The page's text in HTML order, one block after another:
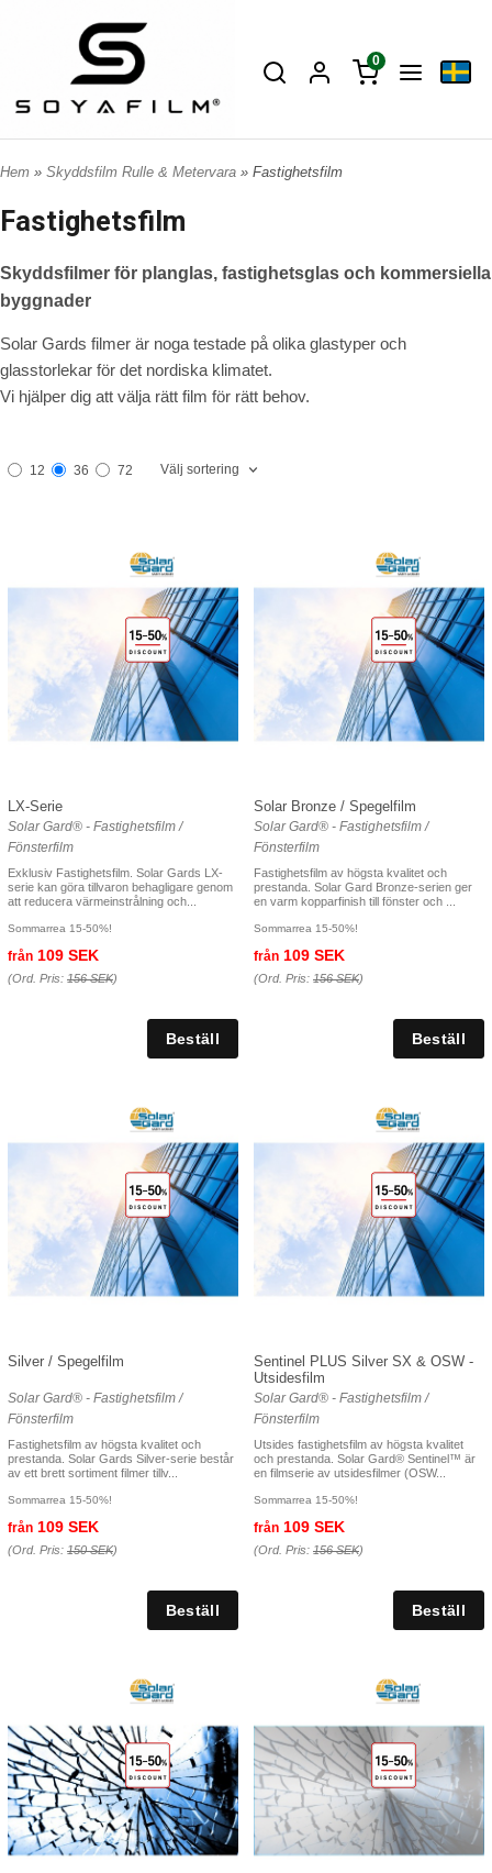
0
Hem » Skyddsfilm Rulle & Metervara » Fastighetsfilm
Fastighetsfilm
Skyddsfilmer för planglas, fastighetsglas och kommersiella
byggnader
Solar Gards filmer är noga testade på olika glastyper och
glasstorlekar för det nordiska klimatet.
Vi hjälper dig att välja rätt film för rätt behov.
12 36 72 Välj sortering
LX-Serie
Solar Gard® - Fastighetsfilm /
Fönsterfilm
Exklusiv Fastighetsfilm. Solar Gards LX-
serie kan göra tillvaron behagligare genom
att reducera värmeinstrålning och...
Sommarrea 15-50%!
från 109 SEK
(Ord. Pris: 156 SEK)
Solar Bronze / Spegelfilm
Solar Gard® - Fastighetsfilm /
Fönsterfilm
Fastighetsfilm av högsta kvalitet och
prestanda. Solar Gard Bronze-serien ger
en varm kopparfinish till fönster och ...
Sommarrea 15-50%!
från 109 SEK
(Ord. Pris: 156 SEK)
Silver / Spegelfilm
Solar Gard® - Fastighetsfilm /
Fönsterfilm
Fastighetsfilm av högsta kvalitet och
prestanda. Solar Gards Silver-serie består
av ett brett sortiment filmer tillv...
Sommarrea 15-50%!
från 109 SEK
(Ord. Pris: 150 SEK)
Sentinel PLUS Silver SX & OSW -
Utsidesfilm
Solar Gard® - Fastighetsfilm /
Fönsterfilm
Utsides fastighetsfilm av högsta kvalitet
och prestanda. Solar Gard® Sentinel™ är
en filmserie av utsidesfilmer (OSW...
Sommarrea 15-50%!
från 109 SEK
(Ord. Pris: 156 SEK)